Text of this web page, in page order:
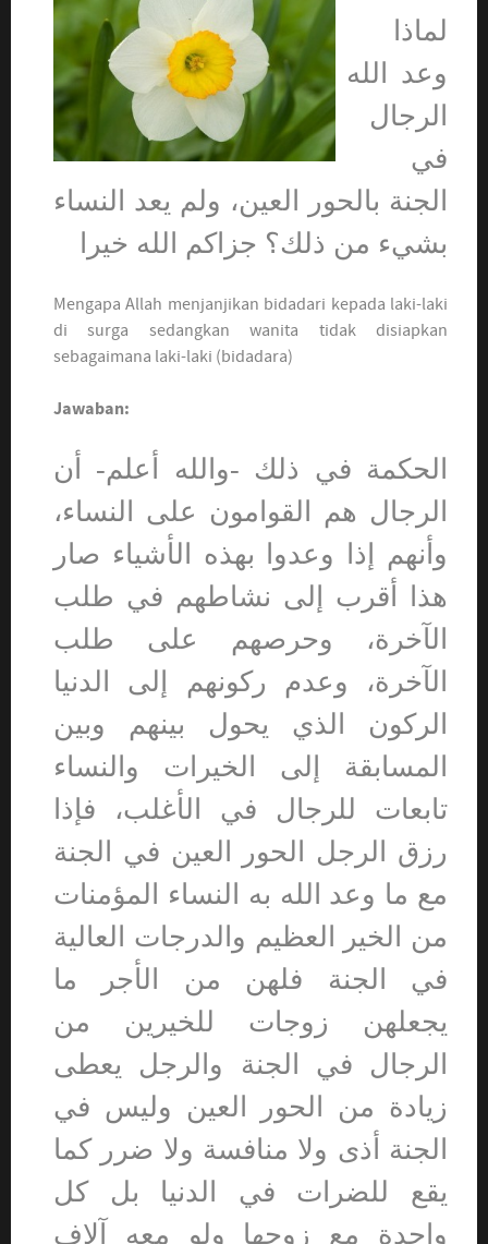
لماذا
وعد الله
الرجال
في
الجنة بالحور العين، ولم يعد النساء
بشيء من ذلك؟ جزاكم الله خيرا
Mengapa Allah menjanjikan bidadari kepada laki-laki
di surga sedangkan wanita tidak disiapkan
sebagaimana laki-laki (bidadara)
Jawaban:
الحكمة في ذلك -والله أعلم- أن
الرجال هم القوامون على النساء،
وأنهم إذا وعدوا بهذه الأشياء صار
هذا أقرب إلى نشاطهم في طلب
الآخرة، وحرصهم على طلب
الآخرة، وعدم ركونهم إلى الدنيا
الركون الذي يحول بينهم وبين
المسابقة إلى الخيرات والنساء
تابعات للرجال في الأغلب، فإذا
رزق الرجل الحور العين في الجنة
مع ما وعد الله به النساء المؤمنات
من الخير العظيم والدرجات العالية
في الجنة فلهن من الأجر ما
يجعلهن زوجات للخيرين من
الرجال في الجنة والرجل يعطى
زيادة من الحور العين وليس في
الجنة أذى ولا منافسة ولا ضرر كما
يقع للضرات في الدنيا بل كل
واحدة مع زوجها ولو معه آلاف